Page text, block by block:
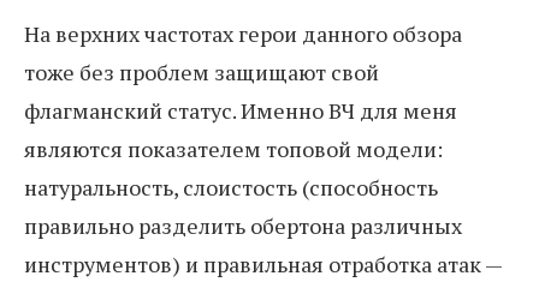
На верхних частотах герои данного обзора
тоже без проблем защищают свой
флагманский статус. Именно ВЧ для меня
являются показателем топовой модели:
натуральность, слоистость (способность
правильно разделить обертона различных
инструментов) и правильная отработка атак —